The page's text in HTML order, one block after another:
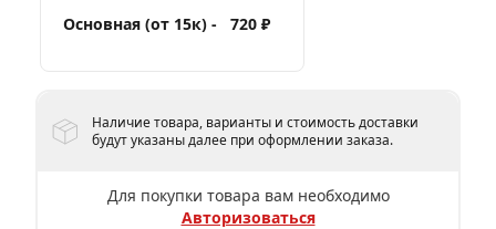
Основная (от 15к) -
720 ₽
Наличие товара, варианты и стоимость доставки
будут указаны далее при оформлении заказа.
Для покупки товара вам необходимо
Авторизоваться